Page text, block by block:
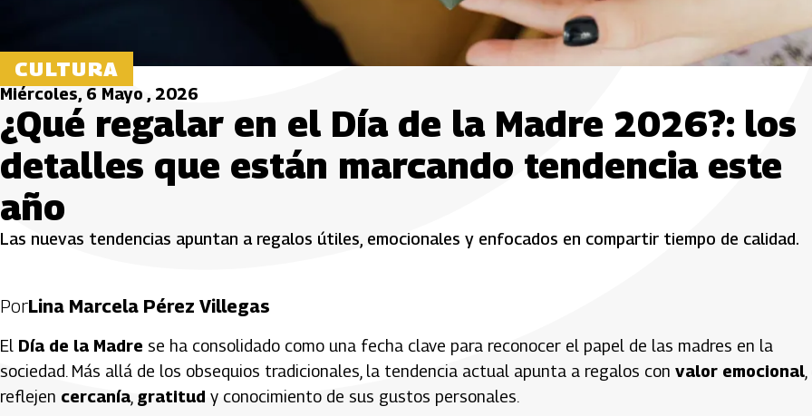
CULTURA
Miércoles, 6 Mayo , 2026
¿Qué regalar en el Día de la Madre 2026?: los
detalles que están marcando tendencia este
año
Las nuevas tendencias apuntan a regalos útiles, emocionales y enfocados en compartir tiempo de calidad.
PorLina Marcela Pérez Villegas
El Día de la Madre se ha consolidado como una fecha clave para reconocer el papel de las madres en la
sociedad. Más allá de los obsequios tradicionales, la tendencia actual apunta a regalos con valor emocional
reflejen cercanía, gratitud y conocimiento de sus gustos personales.